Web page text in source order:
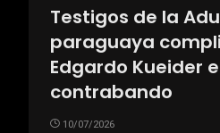
Testigos de la
paraguaya
Edgardo Kueider
contrabando
10/07/2026